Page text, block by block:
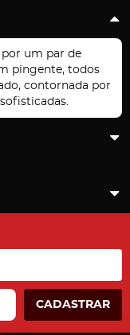
um par de
pingente, todos
contornada por
CADASTRAR